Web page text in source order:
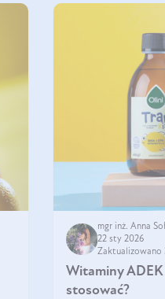
mgr inż. Anna
22 sty 2026
Zaktualizowano
Witaminy
stosować?